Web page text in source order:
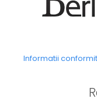
Informatii